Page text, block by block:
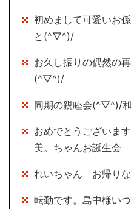
初めまして可愛いお
と(^▽^)/
お久し振りの偶然の
(^▽^)/
同期の親睦会(^▽^)/
おめでとうございま
美。ちゃんお誕生会
れいちゃん お帰り
転勤です。島中様い